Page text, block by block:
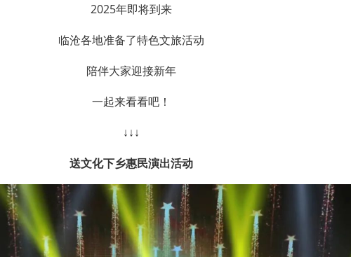
2025年即将到来
临沧各地准备了特色文旅活动
陪伴大家迎接新年
一起来看看吧！
↓↓↓
送文化下乡惠民演出活动